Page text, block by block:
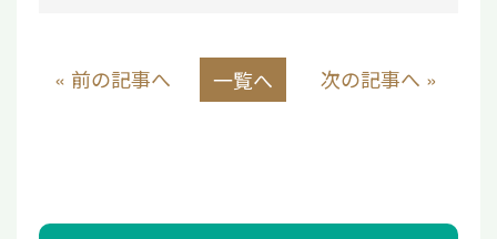
« 前の記事へ 一覧へ 次の記事へ »